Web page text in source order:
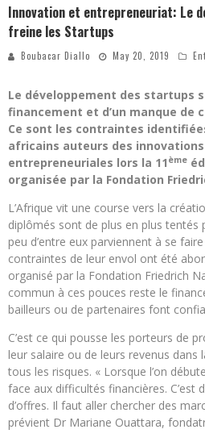
Innovation et entrepreneuriat: Le
freine les Startups
Boubacar Diallo May 20, 2019
Le développement des startups
financement et d’un manque de
Ce sont les contraintes
africains auteurs des
entrepreneuriales lors la 11 ème
organisée par la Fondation
L’Afrique vit une course vers la
diplômés sont de plus en plus tentés
peu d’entre eux parviennent à se
contraintes de leur envol ont été
organisé par la Fondation Friedrich
commun à ces pouces reste le
bailleurs ou de partenaires font
C’est ce qui pousse les porteurs de
leur salaire ou de leurs revenus
tous les risques. « Lorsque l’on
face aux difficultés financières. C’est
d’offres. Il faut aller chercher des
prévient Dr Mariane Ouattara,